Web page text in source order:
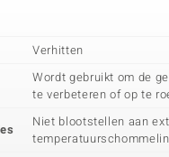
Verhitten
Wordt gebruikt om de
te verbeteren of op te
Niet blootstellen aan